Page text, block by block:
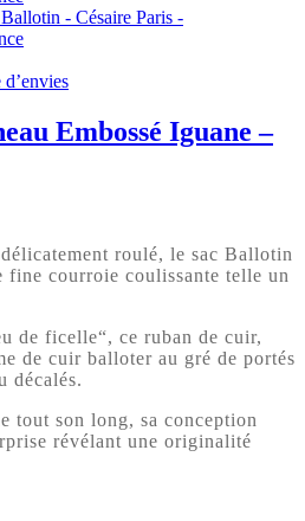
Embossé Iguane –
roulé, le sac Ballotin
fine courroie coulissante telle un
de ficelle“, ce ruban de cuir,
de cuir balloter au gré de portés
décalés.
tout son long, sa conception
révélant une originalité